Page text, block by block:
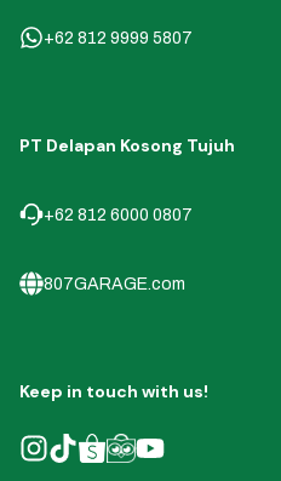
+62 812 9999 5807
PT Delapan Kosong Tujuh
+62 812 6000 0807
807GARAGE.com
Keep in touch with us!